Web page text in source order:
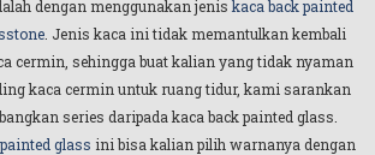
dengan menggunakan jenis kaca back painted
. Jenis kaca ini tidak memantulkan kembali
cermin, sehingga buat kalian yang tidak nyaman
kaca cermin untuk ruang tidur, kami sarankan
series daripada kaca back painted glass.
glass ini bisa kalian pilih warnanya dengan